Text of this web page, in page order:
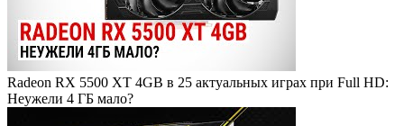
Radeon RX 5500 XT 4GB в 25 актуальных играх при Full HD:
Неужели 4 ГБ мало?